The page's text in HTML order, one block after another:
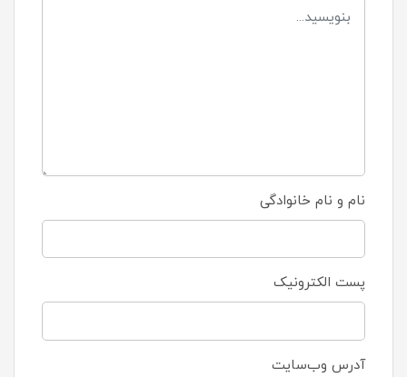
نام و نام خانوادگی
پست الکترونیک
آدرس وب‌سایت